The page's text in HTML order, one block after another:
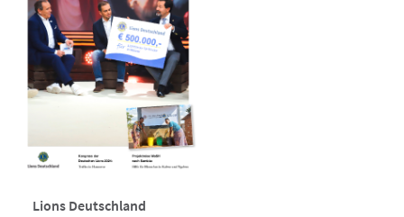
Lions Deutschland